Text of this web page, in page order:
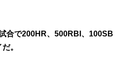
合で200HR、500RBI、100SB
。